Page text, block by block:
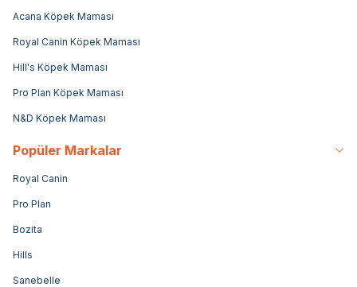
Acana Köpek Maması
Royal Canin Köpek Maması
Hill's Köpek Maması
Pro Plan Köpek Maması
N&D Köpek Maması
Popüler Markalar
Royal Canin
Pro Plan
Bozita
Hills
Sanebelle